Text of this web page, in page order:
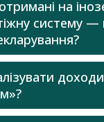
на
систему —
доходи